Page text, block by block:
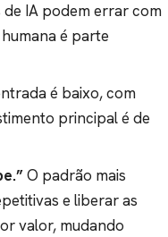
de IA podem errar com
é parte
é baixo, com
principal é de
O padrão mais
e liberar as
valor, mudando